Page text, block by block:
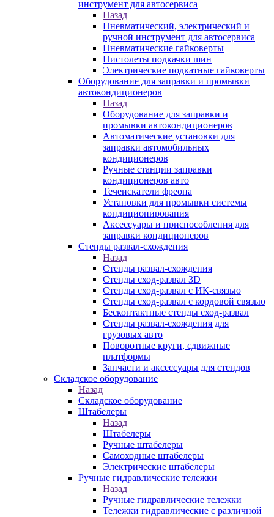
инструмент для автосервиса
Назад
Пневматический, электрический и
ручной инструмент для автосервиса
Пневматические гайковерты
Пистолеты подкачки шин
Электрические подкатные гайковерты
Оборудование для заправки и промывки
автокондиционеров
Назад
Оборудование для заправки и
промывки автокондиционеров
Автоматические установки для
заправки автомобильных
кондиционеров
Ручные станции заправки
кондиционеров авто
Течеискатели фреона
Установки для промывки системы
кондиционирования
Аксессуары и приспособления для
заправки кондиционеров
Стенды развал-схождения
Назад
Стенды развал-схождения
Стенды сход-развал 3D
Стенды сход-развал с ИК-связью
Стенды сход-развал с кордовой связью
Бесконтактные стенды сход-развал
Стенды развал-схождения для
грузовых авто
Поворотные круги, сдвижные
платформы
Запчасти и аксессуары для стендов
Складское оборудование
Назад
Складское оборудование
Штабелеры
Назад
Штабелеры
Ручные штабелеры
Самоходные штабелеры
Электрические штабелеры
Ручные гидравлические тележки
Назад
Ручные гидравлические тележки
Тележки гидравлические с различной